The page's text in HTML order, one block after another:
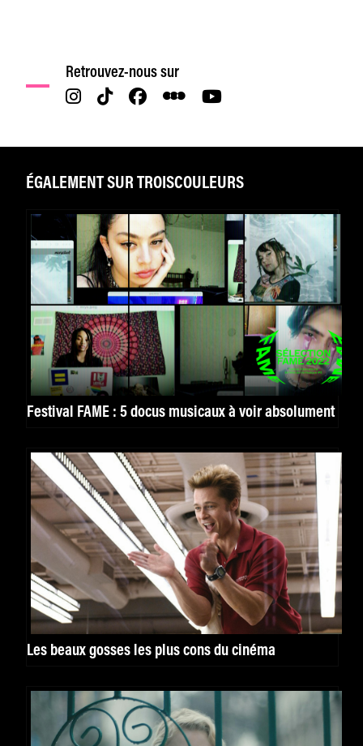
Retrouvez-nous sur
ÉGALEMENT SUR TROISCOULEURS
Festival FAME : 5 docus musicaux à voir absolument
Les beaux gosses les plus cons du cinéma